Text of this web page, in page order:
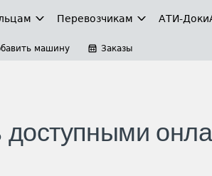
Перевозчикам АТИ-Доки
машину Заказы